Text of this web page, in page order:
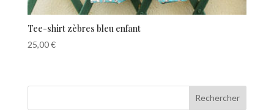
Tee-shirt zèbres bleu enfant
25,00€
Rechercher